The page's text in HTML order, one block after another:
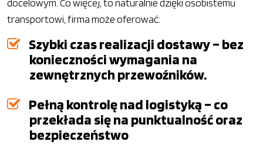
docelowym. Co więcej, to naturalnie dzięki osobistemu
transportowi, firma może oferować:
Szybki czas realizacji dostawy – bez
konieczności wymagania na
zewnętrznych przewoźników.
Pełną kontrolę nad logistyką – co
przekłada się na punktualność oraz
bezpieczeństwo